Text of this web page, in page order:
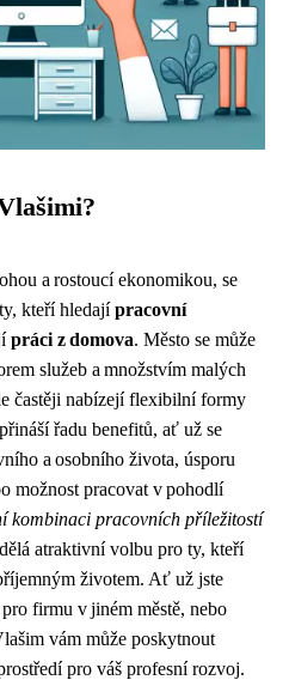
a rostoucí ekonomikou, se
kteří hledajípracovní
práci z domova. Město se může
služeb a množstvím malých
častěji nabízejí flexibilní formy
řadu benefitů, ať už se
a osobního života, úsporu
možnost pracovat v pohodlí
kombinaci pracovních příležitostí
atraktivní volbu pro ty, kteří
životem. Ať už jste
firmu v jiném městě, nebo
vám může poskytnout
pro váš profesní rozvoj.